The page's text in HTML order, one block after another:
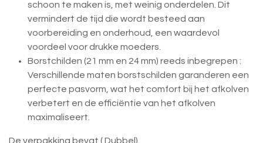
schoon te maken is, met weinig onderdelen. Dit
vermindert de tijd die wordt besteed aan
voorbereiding en onderhoud, een waardevol
voordeel voor drukke moeders.
Borstchilden (21 mm en 24 mm) reeds inbegrepen :
Verschillende maten borstschilden garanderen een
perfecte pasvorm, wat het comfort bij het afkolven
verbetert en de efficiëntie van het afkolven
maximaliseert.
De verpakking bevat ( Dubbel)